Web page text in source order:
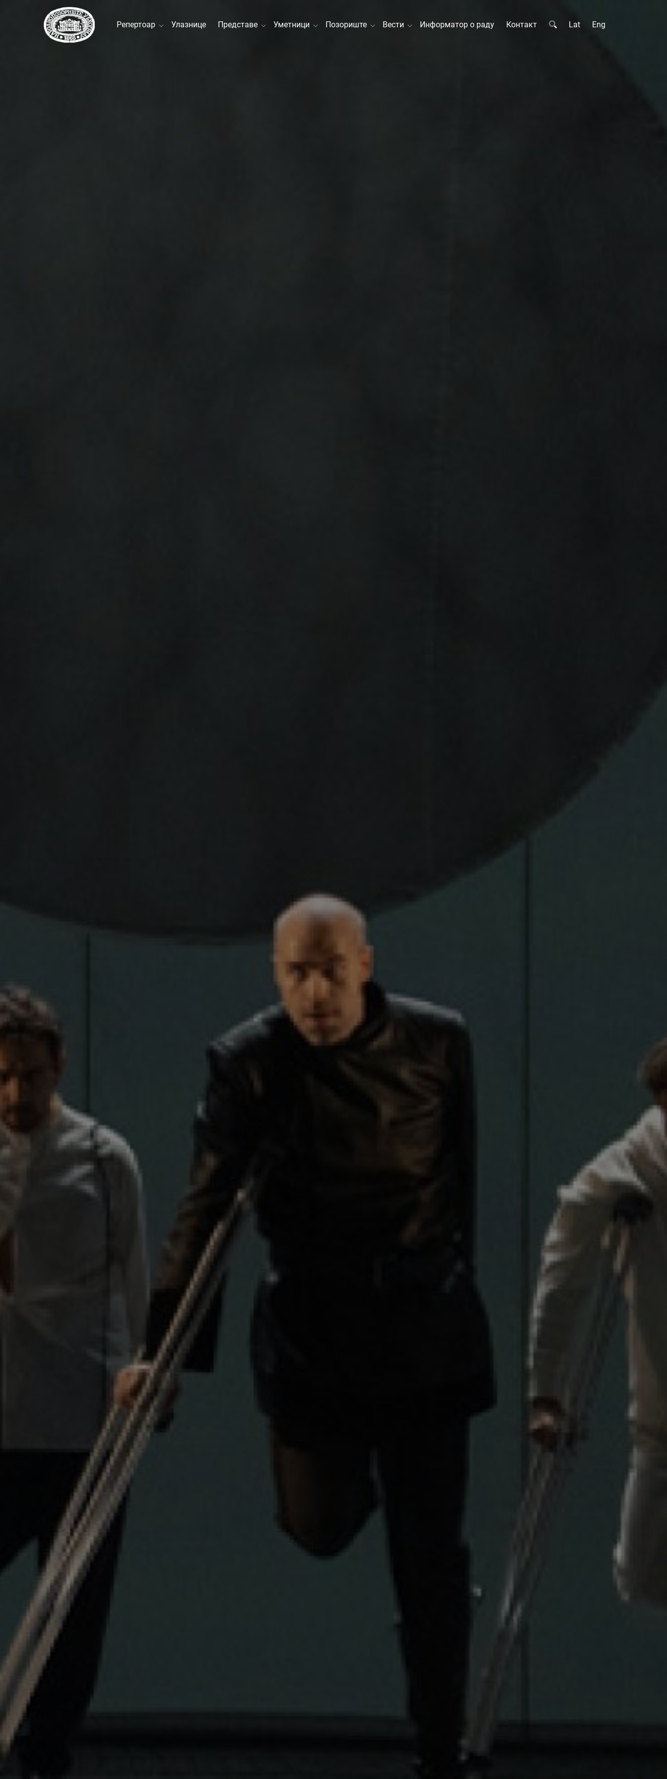
Репертоар Улазнице Представе Уметници Позориште Вести Информатор о раду Контакт Lat Eng